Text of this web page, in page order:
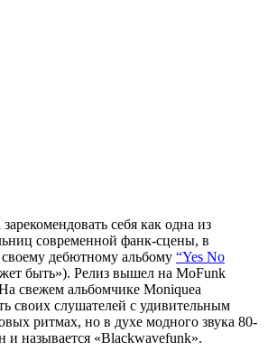
себя как одна из
современной фанк-сцены, в
своему дебютному альбому “Yes No
быть»). Релиз вышел на MoFunk
свежем альбомчике Moniquea
своих слушателей с удивительным
ритмах, но в духе модного звука 80-
и называется «Blackwavefunk».